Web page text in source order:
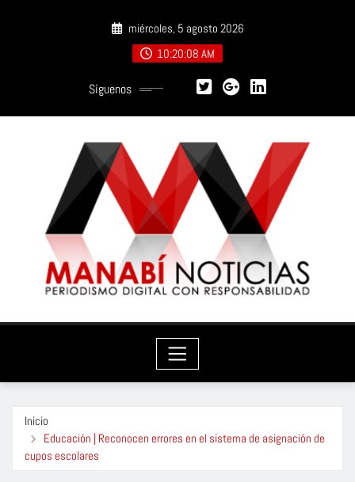
miércoles, 5 agosto 2026
10:20:09 AM
Síguenos
Inicio
Educación | Reconocen errores en el sistema de asignación de
cupos escolares